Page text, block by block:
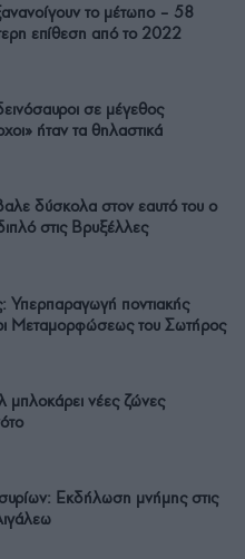
το μέτωπο – 58
επίθεση από το 2022
σε μέγεθος
ήταν τα θηλαστικά
δύσκολα στον εαυτό του ο
στις Βρυξέλλες
Υπερπαραγωγή ποντιακής
Μεταμορφώσεως του Σωτήρος
μπλοκάρει νέες ζώνες
Εκδήλωση μνήμης στις